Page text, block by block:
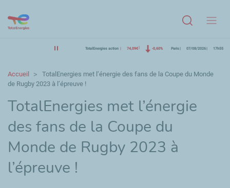
TotalEnergies action 74,09€ -0,60% Paris 07/08/2026 17h55
Accueil
TotalEnergies met l’énergie des fans de la Coupe du Monde
de Rugby 2023 à l’épreuve !
TotalEnergies met l’énergie
des fans de la Coupe du
Monde de Rugby 2023 à
l’épreuve !